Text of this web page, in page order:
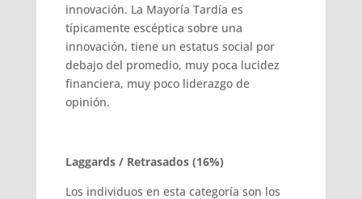
innovación. La Mayoría Tardía es
típicamente escéptica sobre una
innovación, tiene un estatus social por
debajo del promedio, muy poca lucidez
financiera, muy poco liderazgo de
opinión.
Laggards / Retrasados (16%)
Los individuos en esta categoría son los